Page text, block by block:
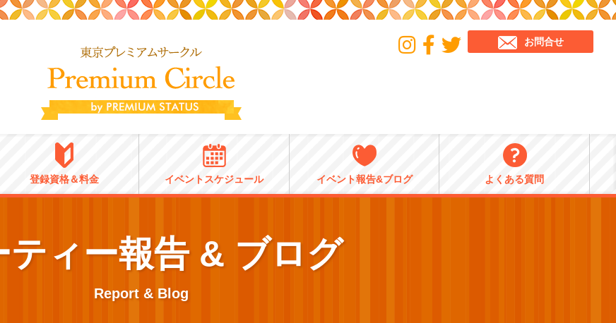
お問合せ
登録資格＆料金 イベントスケジュール イベント報告&ブログ よくある質問
ティー報告 & ブログ
Report & Blog